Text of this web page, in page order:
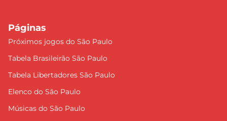
Páginas
Próximos jogos do São Paulo
Tabela Brasileirão São Paulo
Tabela Libertadores São Paulo
Elenco do São Paulo
Músicas do São Paulo